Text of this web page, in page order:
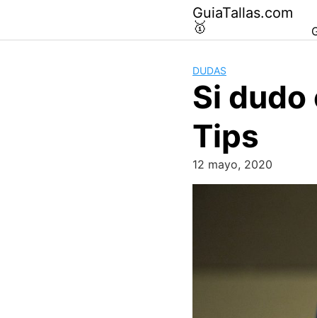
contenido
GuiaTallas.com
🥇
DUDAS
Si
Tips
12 mayo, 2020